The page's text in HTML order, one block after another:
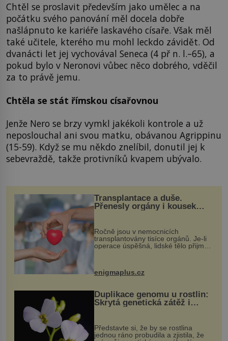
Chtěl se proslavit především jako umělec a na
počátku svého panování měl docela dobře
našlápnuto ke kariéře laskavého císaře. Však měl
také učitele, kterého mu mohl leckdo závidět. Od
dvanácti let jej vychovával Seneca (4 př n. l.–65), a
pokud bylo v Neronovi vůbec něco dobrého, vděčil
za to právě jemu.
Chtěla se stát římskou císařovnou
Jenže Nero se brzy vymkl jakékoli kontrole a už
neposlouchal ani svou matku, obávanou Agrippinu
(15-59). Když se mu někdo znelíbil, donutil jej k
sebevraždě, takže protivníků kvapem ubývalo.
Transplantace a duše.
Přenesly orgány i kousek
Ročně jsou v nemocnicích
transplantovány tisíce orgánů. Je-li
operace úspěšná, lidské tělo přijme
enigmaplus.cz
Duplikace genomu u rostlin:
Skrytá genetická zátěž i
Představte si, že by se rostlina
jednou ráno probudila a zjistila, že